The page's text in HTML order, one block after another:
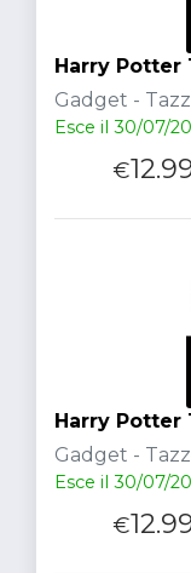
Harry Potter
Gadget -
Esce il 30/07/
€
Harry Potter
Gadget -
Esce il 30/07/
€